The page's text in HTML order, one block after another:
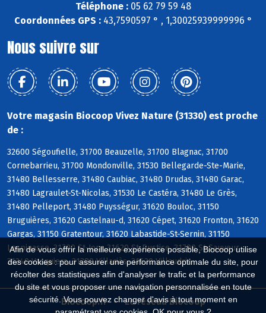
Afin de vous offrir la meilleure expérience possible, Biocoop utilise
des cookies : pour assurer une performance optimale du site, pour
récolter des statistiques afin d'analyser le trafic et la performance
du site et vous proposer une navigation personnalisée en toute
sécurité. Vous pouvez changer d'avis à tout moment en
Téléphone :05 62 79 59 48
Coordonnées GPS :43,7590597 ° , 1,30025939999996 °
Nous suivre sur
Votre magasin Biocoop Vivez Nature (31330) est proche
de :
32600 Ségoufielle, 31700 Beauzelle, 31700 Blagnac, 31700
Cornebarrieu, 31700 Mondonville, 31530 Bellegarde-Ste-Marie,
31480 Bellesserre, 31480 Caubiac, 31480 Drudas, 31480 Garac,
31480 Lagraulet-St-Nicolas, 31530 Le Castéra, 31480 Le Grès,
31480 Pelleport, 31480 Puysségur, 31620 Bouloc, 31150
Bruguières, 31620 Castelnau-d, 31620 Cépet, 31620 Fronton, 31620
Gargas, 31150 Gratentour, 31620 Labastide-St-Sernin, 31150
Lespinasse, 31790 St-Jory, 31620 St-Rustice, 31790 St-Sauveur,
31340 Vacquiers, 31380 Villariès, 31620 Villaudric
Biocoop.fr
Le réseau Biocoop